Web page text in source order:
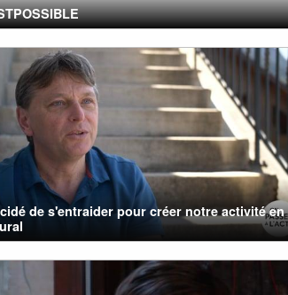
de s'entraider pour créer notre activité en